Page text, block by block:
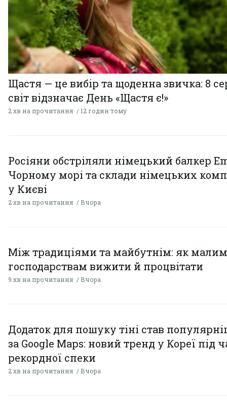
Щастя — це вибір та щоденна звичка: 8
світ відзначає День «Щастя є!»
2 хв на прочитання 12 годин тому
Росіяни обстріляли німецький балкер
Чорному морі та склади німецьких
у Києві
2 хв на прочитання Вчора
Між традиціями та майбутнім: як малим
господарствам вижити й процвітати
9 хв на прочитання Вчора
Додаток для пошуку тіні став
за Google Maps: новий тренд у Кореї під
рекордної спеки
2 хв на прочитання Вчора